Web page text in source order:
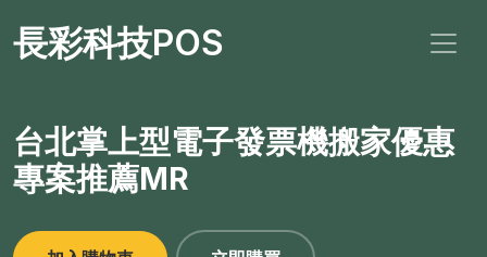
長彩科技POS
台北掌上型電子發票機搬家優惠
專案推薦MR